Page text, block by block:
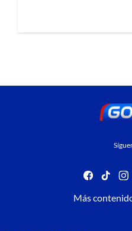
facebook
tiktok
Más